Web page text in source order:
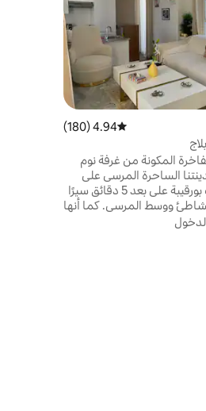
متوسط التقييم 4.94 من 5، 180 مراجعات
4.94 (180)
المكونة من غرفة نوم
الساحرة المرسى على
أجمل شارع حبيب بورقيبة على بعد 5 دقائق سيرًا
ووسط المرسى. كما أنها
الراحة ويمكن الوصول